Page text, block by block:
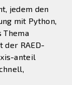
jedem den
mit Python,
Thema
der RAED-
anteil